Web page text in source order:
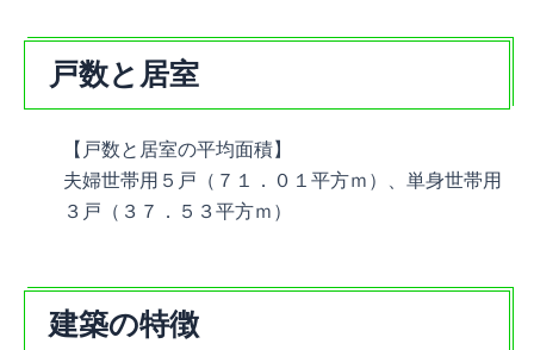
戸数と居室
【戸数と居室の平均面積】
夫婦世帯用５戸（７１．０１平方ｍ）、単身世帯用
３戸（３７．５３平方ｍ）
建築の特徴